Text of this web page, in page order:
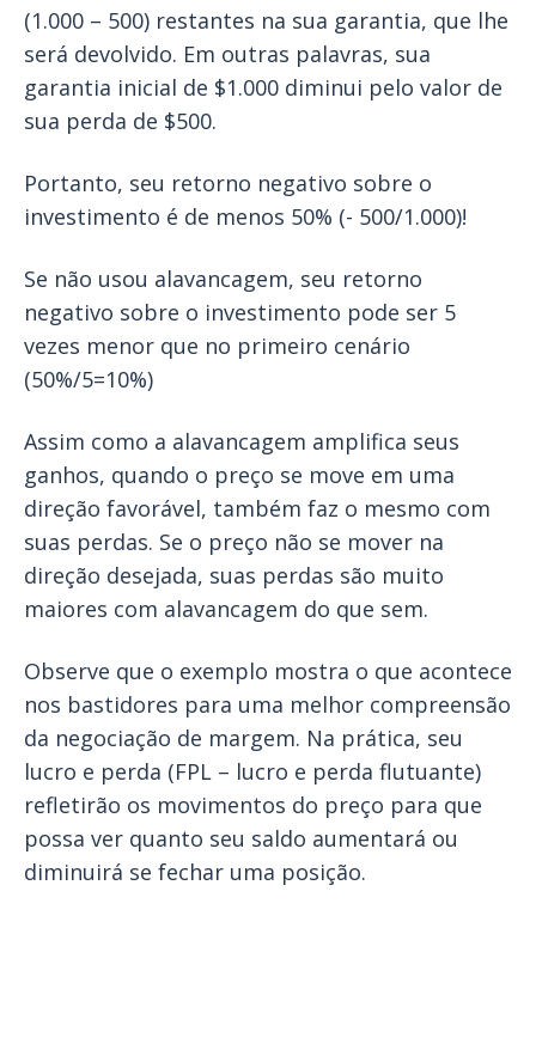
(1.000 – 500) restantes na sua garantia, que lhe
será devolvido. Em outras palavras, sua
garantia inicial de $1.000 diminui pelo valor de
sua perda de $500.
Portanto, seu retorno negativo sobre o
investimento é de menos 50% (- 500/1.000)!
Se não usou alavancagem, seu retorno
negativo sobre o investimento pode ser 5
vezes menor que no primeiro cenário
(50%/5=10%)
Assim como a alavancagem amplifica seus
ganhos, quando o preço se move em uma
direção favorável, também faz o mesmo com
suas perdas. Se o preço não se mover na
direção desejada, suas perdas são muito
maiores com alavancagem do que sem.
Observe que o exemplo mostra o que acontece
nos bastidores para uma melhor compreensão
da negociação de margem. Na prática, seu
lucro e perda (FPL – lucro e perda flutuante)
refletirão os movimentos do preço para que
possa ver quanto seu saldo aumentará ou
diminuirá se fechar uma posição.